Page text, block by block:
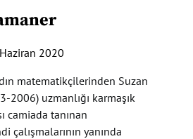
2020
matematikçilerinden Suzan
2006) uzmanlığı karmaşık
camiada tanınan
çalışmalarının yanında